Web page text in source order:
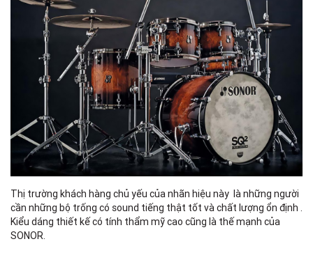
Thị trường khách hàng chủ yếu của nhãn hiệu này là những người
cần những bộ trống có sound tiếng thật tốt và chất lượng ổn định .
Kiểu dáng thiết kế có tính thẩm mỹ cao cũng là thế mạnh của
SONOR.